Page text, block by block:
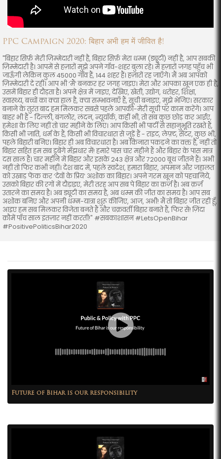
PPC Campaign 2020: बिहार अभी हम में जीवित है!
"बिहार सिर्फ़ मेरी ज़िम्मेदारी नहीं है, बिहार सिर्फ़ मेरा धम्म (ड्यूटी) नहीं है, आप सबकी
ज़िम्मेदारी है। आपमें से हज़ारों मुझे अपने गाँव-शहर बुला रहे। मैं हज़ारों जगह पहुँच भी
जाऊँगी लेकिन कुल 45000 गाँव हैं, 144 शहर हैं। हज़ारों रह जाएँगे। मैं अब आपको
ज़िम्मेदारी दे रही। आप भी ‘मैं’ बनकर हर जगह जाइए। मेरा और आपका खून एक ही है,
उसमें बिहार ही दौड़ता है। अपने क्षेत्र में जाइए, देखिए, खेती, उद्योग, धरोहर, शिक्षा,
स्वास्थ्य, बच्चों का क्या हाल है, क्या सम्भावनाएँ हैं, सूची बनाइए, मुझे भेजिए। सरकार
बनाने के तुरंत बाद हम मिलकर सबसे पहले आपकी-मेरी सूची पर काम करेंगे। आप
बाहर भी हैं - दिल्ली, बंगलोर, लंदन, न्यूयॉर्क, कहीं भी, तो सब कुछ छोड़ कर आईए,
हमेशा के लिए नहीं तो चार महीने के लिए। आप किसी भी पार्टी से सहानुभूति रखते हैं,
किसी भी जाति, धर्म के हैं, किसी भी विचारधारा से जुड़ें हैं - राइट, लेफ़्ट, सेंटर, कुछ भी,
पहले बिहारी बनिए। बिहार ही अब विचारधारा है। अब किनारा पकड़ने का वक्त है, नहीं तो
बिहार सहित हम सब डूबेंगे मँझधार में! हमारे पास चार महीने हैं और बिहार के पास मात्र
दस साल हैं। चार महीने में बिहार और इसके 243 क्षेत्र और 72000 बूथ जीतने हैं। अभी
नहीं तो फिर कभी नहीं। देश बाद में, पहले स्वदेश, हमारा बिहार, अपमान और जहालत
को उखाड़ फेंक कर ‘देवों के प्रिय’ अशोक का बिहार। अपने गरम खून को पहचानिये,
उसको बिहार की रगों में दौड़ाइए, मेरी तरह आप सब पे बिहार का क़र्ज़ है। अब क़र्ज़
उतारने का समय है। अब ड्यूटी का समय है, अब धम्म की जीत का समय है। आप सब
अशोक बनिए और अपनी धम्म-यात्रा शुरू कीजिए, आज, अभी! मैं तो बिहार जीत रही हूँ,
आइए हम सब मिलकर विजेता बनते हैं और चक्रवर्ती बिहार बनाते हैं, फिर से! ज़िंदा
क़ौमें पाँच साल इंतज़ार नहीं करतीं!" #सबकाशासन #LetsOpenBihar
#PositivePoliticsBihar2020
Future of Bihar is our responsibility